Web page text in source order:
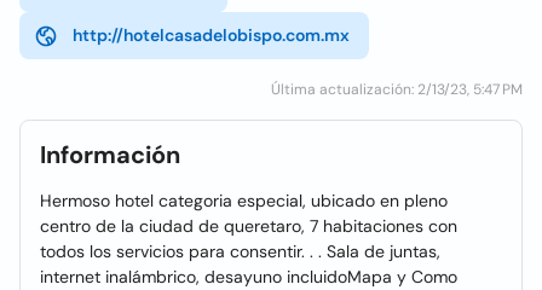
http://hotelcasadelobispo.com.mx
Última actualización: 2/13/23, 5:47 PM
Información
Hermoso hotel categoria especial, ubicado en pleno
centro de la ciudad de queretaro, 7 habitaciones con
todos los servicios para consentir. . . Sala de juntas,
internet inalámbrico, desayuno incluidoMapa y Como